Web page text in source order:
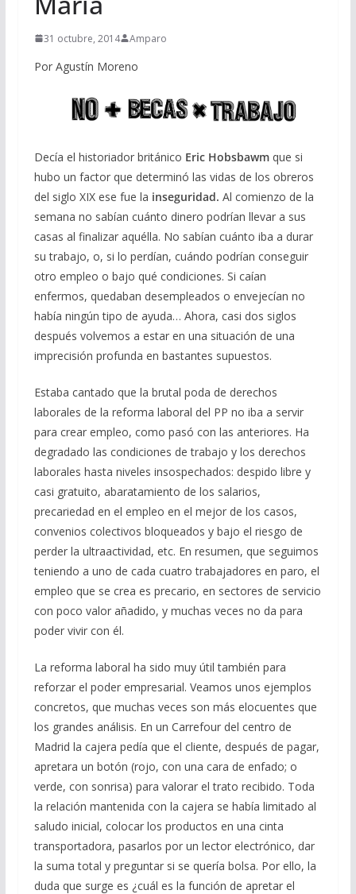
31 octubre, 2014 Amparo
Por Agustín Moreno
Decía el historiador británico Eric Hobsbawmque si
hubo un factor que determinó las vidas de los obreros
del siglo XIX ese fue la inseguridad. Al comienzo de la
semana no sabían cuánto dinero podrían llevar a sus
casas al finalizar aquélla. No sabían cuánto iba a durar
su trabajo, o, si lo perdían, cuándo podrían conseguir
otro empleo o bajo qué condiciones. Si caían
enfermos, quedaban desempleados o envejecían no
había ningún tipo de ayuda… Ahora, casi dos siglos
después volvemos a estar en una situación de una
imprecisión profunda en bastantes supuestos.
Estaba cantado que la brutal poda de derechos
laborales de la reforma laboral del PP no iba a servir
para crear empleo, como pasó con las anteriores. Ha
degradado las condiciones de trabajo y los derechos
laborales hasta niveles insospechados: despido libre y
casi gratuito, abaratamiento de los salarios,
precariedad en el empleo en el mejor de los casos,
convenios colectivos bloqueados y bajo el riesgo de
perder la ultraactividad, etc. En resumen, que seguimos
teniendo a uno de cada cuatro trabajadores en paro, el
empleo que se crea es precario, en sectores de servicio
con poco valor añadido, y muchas veces no da para
poder vivir con él.
La reforma laboral ha sido muy útil también para
reforzar el poder empresarial. Veamos unos ejemplos
concretos, que muchas veces son más elocuentes que
los grandes análisis. En un Carrefour del centro de
Madrid la cajera pedía que el cliente, después de pagar,
apretara un botón (rojo, con una cara de enfado; o
verde, con sonrisa) para valorar el trato recibido. Toda
la relación mantenida con la cajera se había limitado al
saludo inicial, colocar los productos en una cinta
transportadora, pasarlos por un lector electrónico, dar
la suma total y preguntar si se quería bolsa. Por ello, la
duda que surge es ¿cuál es la función de apretar el